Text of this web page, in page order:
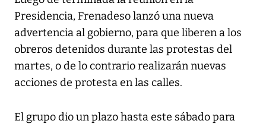
Presidencia, Frenadeso lanzó una nueva
advertencia al gobierno, para que liberen a los
obreros detenidos durante las protestas del
martes, o de lo contrario realizarán nuevas
acciones de protesta en las calles.
El grupo dio un plazo hasta este sábado para